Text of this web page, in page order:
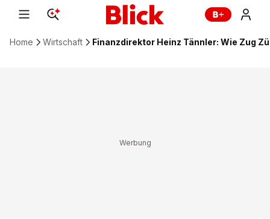
Home Wirtschaft Finanzdirektor Heinz Tännler: Wie Zug